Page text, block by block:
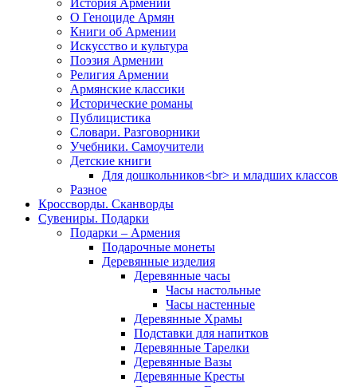
История Армении
О Геноциде Армян
Книги об Армении
Иcкусство и культура
Поэзия Армении
Религия Армении
Армянские классики
Исторические романы
Публицистика
Словари. Разговорники
Учебники. Самоучители
Детские книги
Для дошкольников<br> и младших классов
Разное
Кроссворды. Сканворды
Сувениры. Подарки
Подарки – Армения
Подарочные монеты
Деревянные изделия
Деревянные часы
Часы настольные
Часы настенные
Деревянные Храмы
Подставки для напитков
Деревянные Тарелки
Деревянные Вазы
Деревянные Кресты